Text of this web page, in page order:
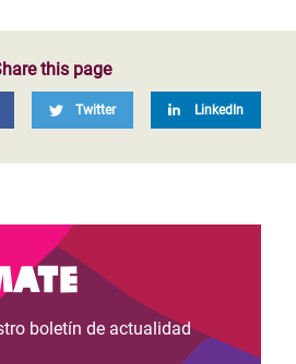
this page
Twitter LinkedIn
boletín de actualidad